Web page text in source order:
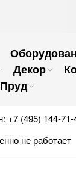
Декор
Пруд
+7 (495) 144-
не работает